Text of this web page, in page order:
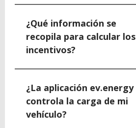
¿Qué información se
recopila para calcular los
incentivos?
¿La aplicación ev.energy
controla la carga de mi
vehículo?